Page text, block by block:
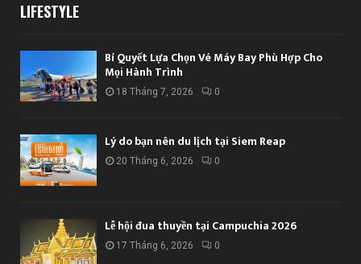
LIFESTYLE
Bí Quyết Lựa Chọn Vé Máy Bay Phù Hợp Cho
Mọi Hành Trình
18 Tháng 7, 2026 0
Lý do bạn nên du lịch tại Siem Reap
20 Tháng 6, 2026 0
Lễ hội đua thuyền tại Campuchia 2026
17 Tháng 6, 2026 0